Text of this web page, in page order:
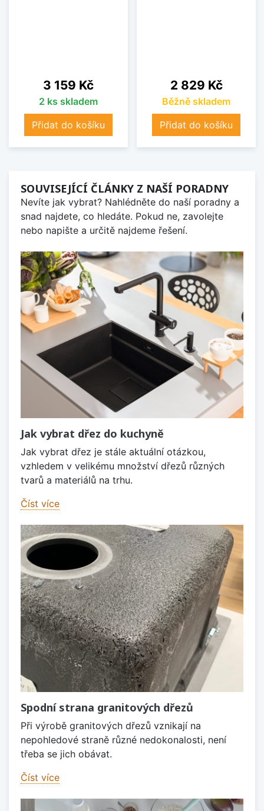
Cena
3 159 Kč
2 ks skladem
Přidat do košíku
Cena
2 829 Kč
Běžně skladem
Přidat do košíku
SOUVISEJÍCÍ ČLÁNKY Z NAŠÍ PORADNY
Nevíte jak vybrat? Nahlédněte do naší poradny a
snad najdete, co hledáte. Pokud ne, zavolejte
nebo napište a určitě najdeme řešení.
Jak vybrat dřez do kuchyně
Jak vybrat dřez je stále aktuální otázkou,
vzhledem v velikému množství dřezů různých
tvarů a materiálů na trhu.
Číst více
Spodní strana granitových dřezů
Při výrobě granitových dřezů vznikají na
nepohledové straně různé nedokonalosti, není
třeba se jich obávat.
Číst více